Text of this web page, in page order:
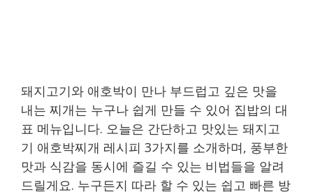
돼지고기와 애호박이 만나 부드럽고 깊은 맛을
내는 찌개는 누구나 쉽게 만들 수 있어 집밥의 대
표 메뉴입니다. 오늘은 간단하고 맛있는 돼지고
기 애호박찌개 레시피 3가지를 소개하며, 풍부한
맛과 식감을 동시에 즐길 수 있는 비법들을 알려
드릴게요. 누구든지 따라 할 수 있는 쉽고 빠른 방